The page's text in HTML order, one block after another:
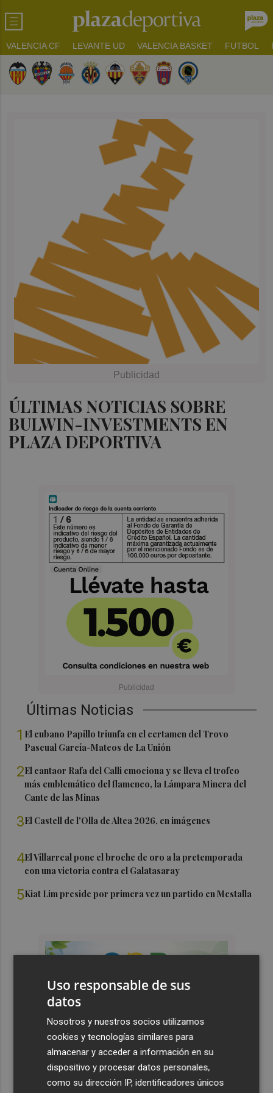
VALENCIA CF LEVANTE UD VALENCIA BASKET FUTBOL
ÚLTIMAS NOTICIAS SOBRE
BULWIN-INVESTMENTS EN
PLAZA DEPORTIVA
Últimas Noticias
1 El cubano Papillo triunfa en el certamen del Trovo
Pascual García-Mateos de La Unión
2El cantaor Rafa del Calli emociona y se lleva el trofeo
más emblemático del flamenco, la Lámpara Minera del
Cante de las Minas
3El Castell de l'Olla de Altea 2026, en imágenes
4El Villarreal pone el broche de oro a la pretemporada
con una victoria contra el Galatasaray
5Kiat Lim preside por primera vez un partido en Mestalla
Uso responsable de sus
datos
Nosotros y nuestros socios utilizamos
cookies y tecnologías similares para
almacenar y acceder a información en su
dispositivo y procesar datos personales,
como su dirección IP, identificadores únicos